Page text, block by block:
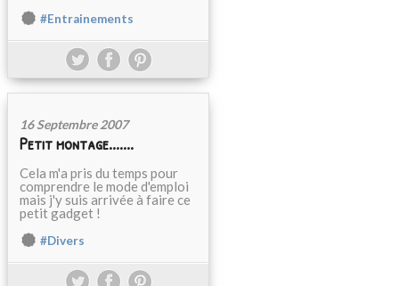
#Entrainements
16 Septembre 2007
Petit montage.......
Cela m'a pris du temps pour
comprendre le mode d'emploi
mais j'y suis arrivée à faire ce
petit gadget !
#Divers